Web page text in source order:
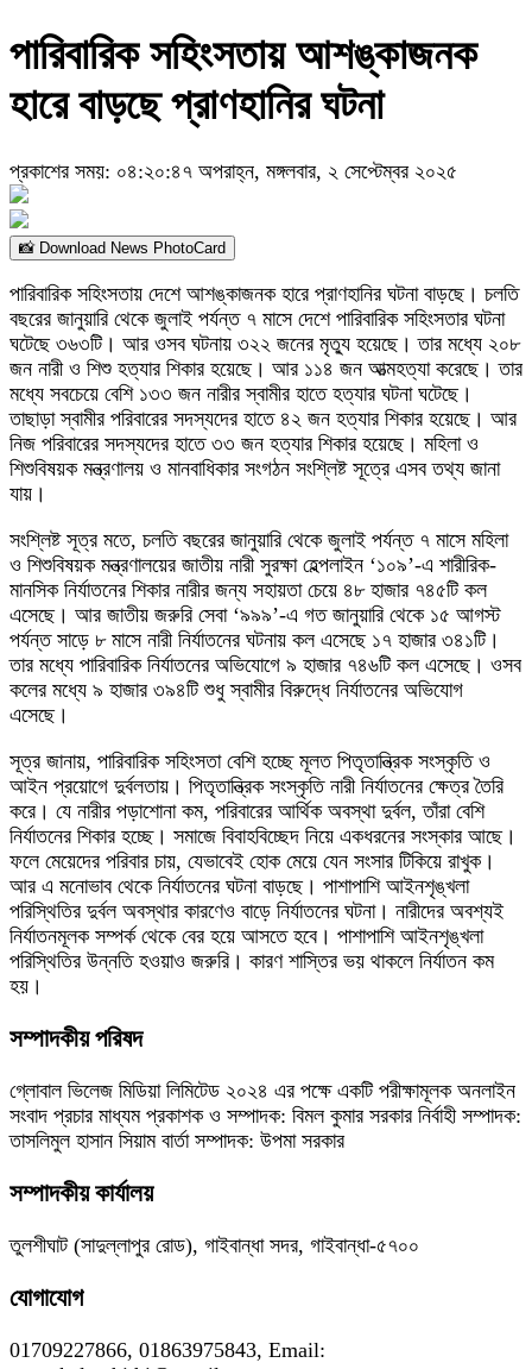
পারিবারিক সহিংসতায় আশঙ্কাজনক
হারে বাড়ছে প্রাণহানির ঘটনা
প্রকাশের সময়: ০৪:২০:৪৭ অপরাহ্ন, মঙ্গলবার, ২ সেপ্টেম্বর ২০২৫
📸 Download News PhotoCard
পারিবারিক সহিংসতায় দেশে আশঙ্কাজনক হারে প্রাণহানির ঘটনা বাড়ছে। চলতি
বছরের জানুয়ারি থেকে জুলাই পর্যন্ত ৭ মাসে দেশে পারিবারিক সহিংসতার ঘটনা
ঘটেছে ৩৬৩টি। আর ওসব ঘটনায় ৩২২ জনের মৃত্যু হয়েছে। তার মধ্যে ২০৮
জন নারী ও শিশু হত্যার শিকার হয়েছে। আর ১১৪ জন আত্মহত্যা করেছে। তার
মধ্যে সবচেয়ে বেশি ১৩৩ জন নারীর স্বামীর হাতে হত্যার ঘটনা ঘটেছে।
তাছাড়া স্বামীর পরিবারের সদস্যদের হাতে ৪২ জন হত্যার শিকার হয়েছে। আর
নিজ পরিবারের সদস্যদের হাতে ৩৩ জন হত্যার শিকার হয়েছে। মহিলা ও
শিশুবিষয়ক মন্ত্রণালয় ও মানবাধিকার সংগঠন সংশ্লিষ্ট সূত্রে এসব তথ্য জানা
যায়।
সংশ্লিষ্ট সূত্র মতে, চলতি বছরের জানুয়ারি থেকে জুলাই পর্যন্ত ৭ মাসে মহিলা
ও শিশুবিষয়ক মন্ত্রণালয়ের জাতীয় নারী সুরক্ষা হেল্পলাইন ‘১০৯’-এ শারীরিক-
মানসিক নির্যাতনের শিকার নারীর জন্য সহায়তা চেয়ে ৪৮ হাজার ৭৪৫টি কল
এসেছে। আর জাতীয় জরুরি সেবা ‘৯৯৯’-এ গত জানুয়ারি থেকে ১৫ আগস্ট
পর্যন্ত সাড়ে ৮ মাসে নারী নির্যাতনের ঘটনায় কল এসেছে ১৭ হাজার ৩৪১টি।
তার মধ্যে পারিবারিক নির্যাতনের অভিযোগে ৯ হাজার ৭৪৬টি কল এসেছে। ওসব
কলের মধ্যে ৯ হাজার ৩৯৪টি শুধু স্বামীর বিরুদ্ধে নির্যাতনের অভিযোগ
এসেছে।
সূত্র জানায়, পারিবারিক সহিংসতা বেশি হচ্ছে মূলত পিতৃতান্ত্রিক সংস্কৃতি ও
আইন প্রয়োগে দুর্বলতায়। পিতৃতান্ত্রিক সংস্কৃতি নারী নির্যাতনের ক্ষেত্র তৈরি
করে। যে নারীর পড়াশোনা কম, পরিবারের আর্থিক অবস্থা দুর্বল, তাঁরা বেশি
নির্যাতনের শিকার হচ্ছে। সমাজে বিবাহবিচ্ছেদ নিয়ে একধরনের সংস্কার আছে।
ফলে মেয়েদের পরিবার চায়, যেভাবেই হোক মেয়ে যেন সংসার টিকিয়ে রাখুক।
আর এ মনোভাব থেকে নির্যাতনের ঘটনা বাড়ছে। পাশাপাশি আইনশৃঙ্খলা
পরিস্থিতির দুর্বল অবস্থার কারণেও বাড়ে নির্যাতনের ঘটনা। নারীদের অবশ্যই
নির্যাতনমূলক সম্পর্ক থেকে বের হয়ে আসতে হবে। পাশাপাশি আইনশৃঙ্খলা
পরিস্থিতির উন্নতি হওয়াও জরুরি। কারণ শাস্তির ভয় থাকলে নির্যাতন কম
হয়।
সম্পাদকীয় পরিষদ
গ্লোবাল ভিলেজ মিডিয়া লিমিটেড ২০২৪ এর পক্ষে একটি পরীক্ষামূলক অনলাইন
সংবাদ প্রচার মাধ্যম প্রকাশক ও সম্পাদক: বিমল কুমার সরকার নির্বাহী সম্পাদক:
তাসলিমুল হাসান সিয়াম বার্তা সম্পাদক: উপমা সরকার
সম্পাদকীয় কার্যালয়
তুলশীঘাট (সাদুল্লাপুর রোড), গাইবান্ধা সদর, গাইবান্ধা-৫৭০০
যোগাযোগ
01709227866, 01863975843, Email: